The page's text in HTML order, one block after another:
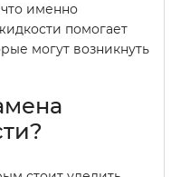
именно
помогает
могут возникнуть